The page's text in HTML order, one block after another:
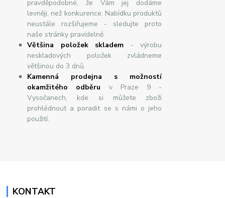
pravděpodobné, že Vám jej dodáme
levněji, než konkurence. Nabídku produktů
neustále rozšiřujeme - sledujte proto
naše stránky pravidelně.
Většina položek skladem - výrobu
neskladových položek zvládneme
většinou do 3 dnů.
Kamenná prodejna s možností
okamžitého odběru v Praze 9 -
Vysočanech, kde si můžete zboží
prohlédnout a poradit se s námi o jeho
použití.
KONTAKT